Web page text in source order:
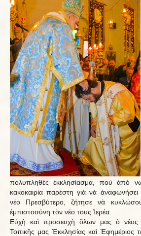
πολυπληθὲς ἐκκλησίασμα, ποὺ ἀπὸ
κακοκαιρία παρέστη γιὰ νὰ
νέο Πρεσβύτερο, ζήτησε νὰ
ἐμπιστοσύνη τὸν νέο τους Ἱερέα.
Εὐχὴ καὶ προσευχὴ ὅλων μας ὁ νέος
Τοπικῆς μας Ἐκκλησίας καὶ Ἐφημέριος